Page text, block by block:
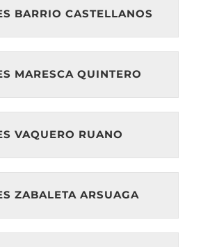
BARRIO CASTELLANOS
MARESCA QUINTERO
VAQUERO RUANO
ZABALETA ARSUAGA